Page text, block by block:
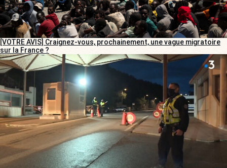
[VOTRE AVIS] Craignez-vous, prochainement, une vague migratoire
sur la France ?